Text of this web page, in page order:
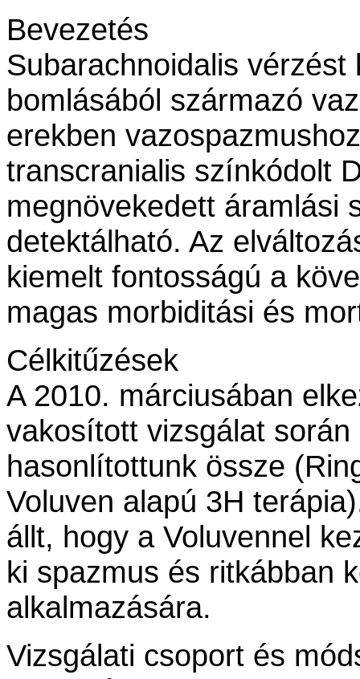
Bevezetés
Subarachnoidalis
bomlásából származó
erekben
transcranialis színkódolt
megnövekedett áramlási
detektálható. Az
kiemelt fontosságú a
magas morbiditási és
Célkitűzések
A 2010. márciusában
vakosított vizsgálat
hasonlítottunk össze
Voluven alapú 3H
állt, hogy a Voluvennel
ki spazmus és ritkábban
alkalmazására.
Vizsgálati csoport és